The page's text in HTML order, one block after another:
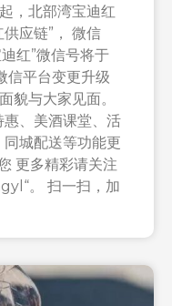
，北部湾宝迪红
应链”， 微信
红”微信号将于
信平台变更升级
貌与大家见面。
、美酒课堂、活
城配送等功能更
更多精彩请关注
。 扫一扫，加